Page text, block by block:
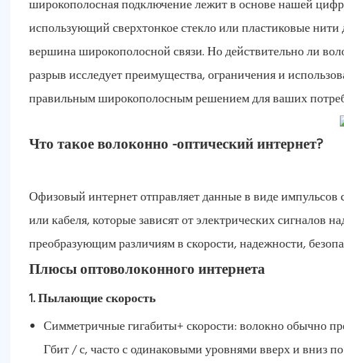
широкополосная подключение лежит в основе нашей
использующий сверхтонкое стекло или пластиковые нити
вершина широкополосной связи. Но действительно ли
разрыв исследует преимущества, ограничения и
правильным широкополосным решением для ваших
Что такое волоконно -оптический интернет?
Офизовый интернет отправляет данные в виде импульсов
или кабеля, которые зависят от электрических сигналов
преобразующим различиям в скорости, надежности,
Плюсы оптоволоконного интернета
1. Пылающие скорость
Симметричные гигабиты+ скорости: волокно обычно
Гбит / с, часто с одинаковыми уровнями вверх и вниз